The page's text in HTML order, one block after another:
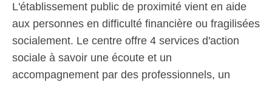
L'établissement public de proximité vient en aide
aux personnes en difficulté financière ou fragilisées
socialement. Le centre offre 4 services d'action
sociale à savoir une écoute et un
accompagnement par des professionnels, un